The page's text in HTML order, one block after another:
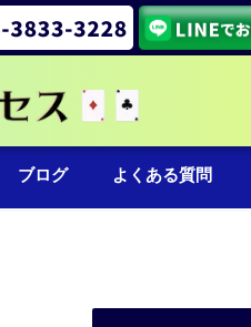
ブログ よくある質問